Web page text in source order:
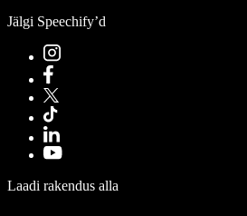
Jälgi Speechify’d
Laadi rakendus alla